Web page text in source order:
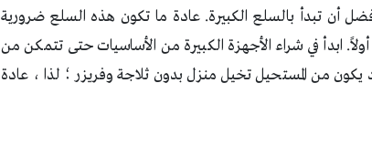
أن تبدأ بالسلع الكبيرة. عادة ما تكون هذه السلع ضرورية
ابدأ في شراء الأجهزة الكبيرة من الأساسيات حتى تتمكن من
من المستحيل تخيل منزل بدون ثلاجة وفريزر ؛ لذا ، عادة